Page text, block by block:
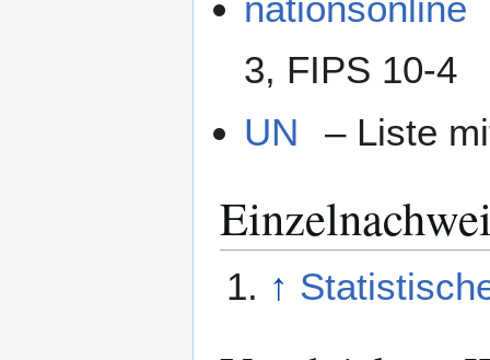
3, FIPS 10-4
UN
– Liste
↑